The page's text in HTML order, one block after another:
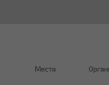
Места